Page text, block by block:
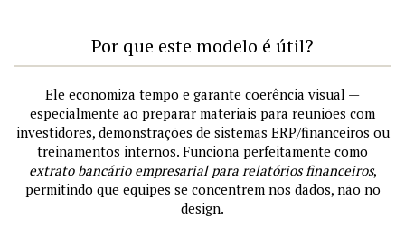
Por que este modelo é útil?
Ele economiza tempo e garante coerência visual —
especialmente ao preparar materiais para reuniões com
investidores, demonstrações de sistemas ERP/financeiros ou
treinamentos internos. Funciona perfeitamente como
extrato bancário empresarial para relatórios financeiros,
permitindo que equipes se concentrem nos dados, não no
design.